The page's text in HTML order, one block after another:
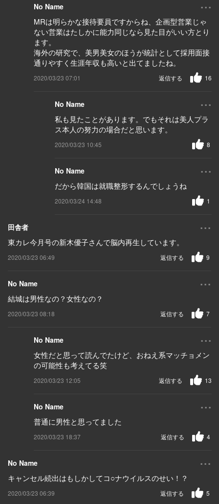
No Name
MRは明らかな接待要員ですからね、企画型営業じゃ
ない営業はたしかに能力同じなら見た目がいい方とり
ます。
海外の研究で、美男美女のほうが統計として採用面接
通りやすく生涯年収も高いと出てましたね。
2020/03/23 07:01 16
返信する
No Name ...
私も見たことがあります。でもそれは美人プラ
ス本人の努力の場合だと思います。
2020/03/23 10:45 8
No Name ...
だから韓国は就職整形するんでしょうね
2020/03/24 14:48 1
田舎者 ...
東カレ今月号の新木優子さんで脳内再生しています。
2020/03/23 06:49 9
返信する
No Name ...
結城は男性なの？女性なの？
2020/03/23 08:18 7
返信する
No Name ...
女性だと思って読んでたけど、おねえ系マッチョメン
の可能性も考えてる笑
2020/03/23 12:05 13
返信する
No Name ...
普通に男性と思ってました
2020/03/23 18:37 4
返信する
No Name ...
キャンセル続出はもしかしてコ○ナウイルスのせい！？
2020/03/23 06:39 5
返信する